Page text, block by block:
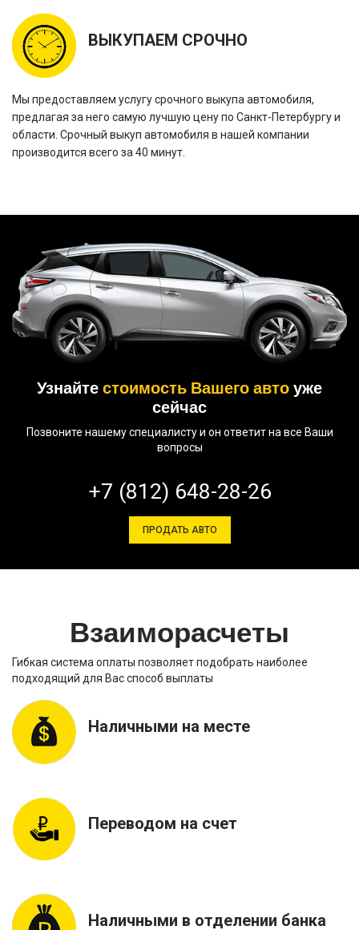
ВЫКУПАЕМ СРОЧНО
Мы предоставляем услугу срочного выкупа автомобиля,
предлагая за него самую лучшую цену по Санкт-Петербургу и
области. Срочный выкуп автомобиля в нашей компании
производится всего за 40 минут.
Узнайтестоимость Вашего автоуже
сейчас
Позвоните нашему специалисту и он ответит на все Ваши
вопросы
+7 (812) 648-28-26
ПРОДАТЬ АВТО
Взаиморасчеты
Гибкая система оплаты позволяет подобрать наиболее
подходящий для Вас способ выплаты
Наличными на месте
Переводом на счет
Наличными в отделении банка